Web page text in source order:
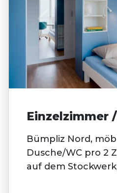
Einzelzimmer
Bümpliz Nord,
Dusche/WC pro 2
auf dem